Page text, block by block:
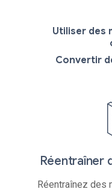
Utiliser des
Convertir
Réentraîner
Réentraînez des